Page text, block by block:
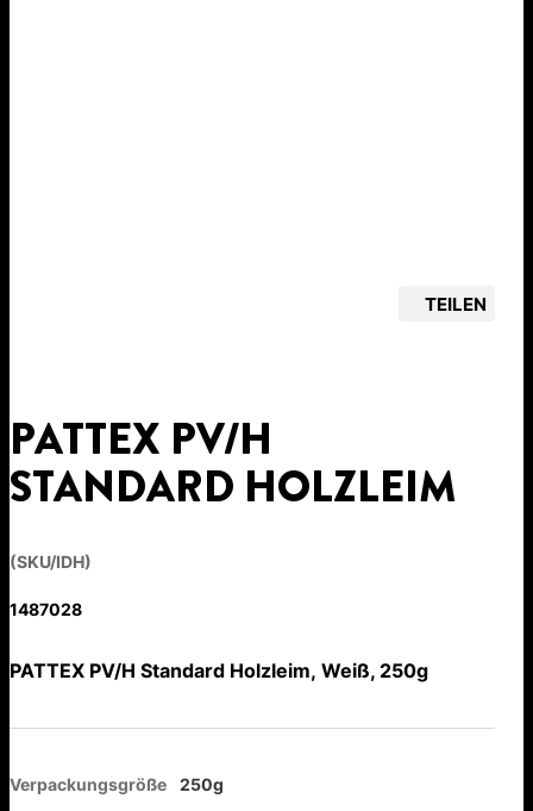
TEILEN
PATTEX PV/H
STANDARD HOLZLEIM
(SKU/IDH)
1487028
PATTEX PV/H Standard Holzleim, Weiß, 250g
Verpackungsgröße 250g